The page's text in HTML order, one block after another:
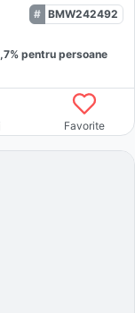
BMW242492
% pentru persoane
Favorite